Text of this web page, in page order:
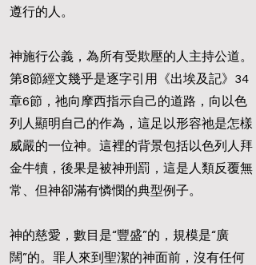
遵行的人。
神施行公義，為所有受欺壓的人主持公道。
第8節經文幾乎是逐字引用《出埃及記》34
章6節，祂向摩西指示自己的道路，向以色
列人顯明自己的作為，這足以形容祂是怎樣
威嚴的一位神。這裡的背景包括以色列人拜
金牛犢，後果是被神刑罰，這是人類反覆無
常、但神卻滿有憐憫的典型例子。
神的慈愛，數目是“豐盛”的，規模是“廣
闊”的。罪人來到聖潔的神面前，沒有任何